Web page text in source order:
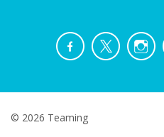
© 2026 Teaming